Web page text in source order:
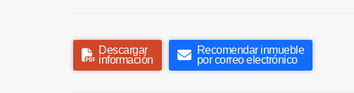
Descargar
información
Recomendar inmueble
por correo electrónico